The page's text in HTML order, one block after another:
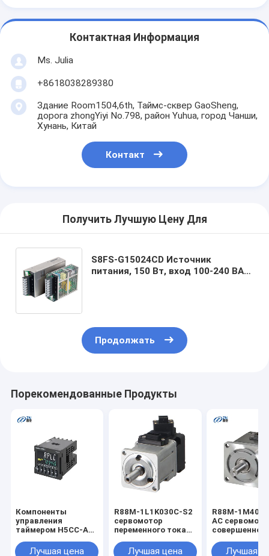
Контактная Информация
Ms. Julia
+8618038289380
Здание Room1504,6th, Таймс-сквер GaoSheng,
дорога zhongYiyi No.798, район Yuhua, город Чанши,
Хунань, Китай
Контакт
Получить Лучшую Цену Для
S8FS-G15024CD Источник
питания, 150 Вт, вход 100-240 ВАК,
Продолжать
Порекомендованные Продукты
Компоненты
управления
таймером H5CC-AD
Лучшая цена
R88M-1L1K030C-S2
сервомотор
переменного тока
из серии 1S,
Лучшая цена
R88M-
AC
совершенно
Лучшая